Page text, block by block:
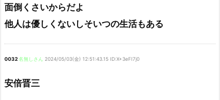
面倒くさいからだよ
他人は優しくないしそいつの生活もある
0032名無しさん 2024/05/03(金) 12:51:43.15 ID:X+3eFI7j0
安倍晋三